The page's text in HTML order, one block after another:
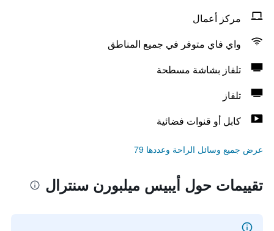
مركز أعمال
واي فاي متوفر في جميع المناطق
تلفاز بشاشة مسطحة
تلفاز
كابل أو قنوات فضائية
عرض جميع وسائل الراحة وعددها 79
تقييمات حول أيبيس ميلبورن سنترال